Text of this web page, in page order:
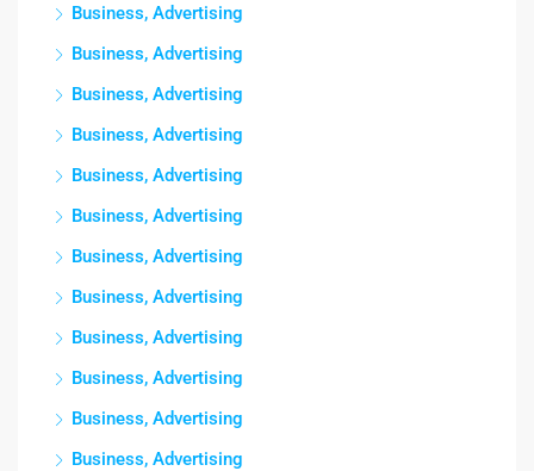
Business, Advertising
Business, Advertising
Business, Advertising
Business, Advertising
Business, Advertising
Business, Advertising
Business, Advertising
Business, Advertising
Business, Advertising
Business, Advertising
Business, Advertising
Business, Advertising